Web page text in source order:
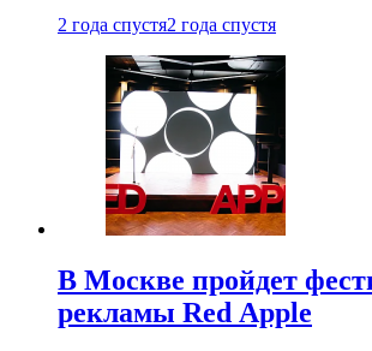
2 года спустя2 года спустя
В Москве пройдет
рекламы Red Apple